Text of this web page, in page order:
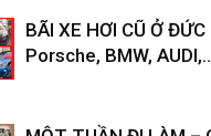
BÃI XE HƠI CŨ Ở
Porsche, BMW,